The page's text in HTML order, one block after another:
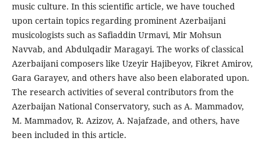
music culture. In this scientific article, we have touched
upon certain topics regarding prominent Azerbaijani
musicologists such as Safiaddin Urmavi, Mir Mohsun
Navvab, and Abdulqadir Maragayi. The works of classical
Azerbaijani composers like Uzeyir Hajibeyov, Fikret Amirov,
Gara Garayev, and others have also been elaborated upon.
The research activities of several contributors from the
Azerbaijan National Conservatory, such as A. Mammadov,
M. Mammadov, R. Azizov, A. Najafzade, and others, have
been included in this article.